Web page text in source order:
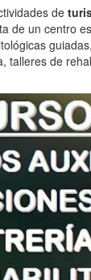
de
de un centro
talleres de